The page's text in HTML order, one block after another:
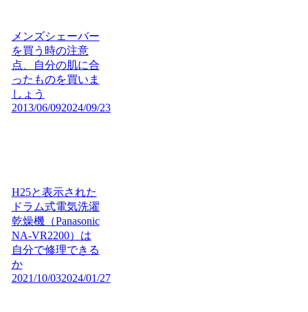
メンズシェーバー
を買う時の注意
点、自分の肌に合
ったものを買いま
しょう
2013/06/092024/09/23
H25と表示された
ドラム式電気洗濯
乾燥機（Panasonic
NA-VR2200）は
自分で修理できる
か
2021/10/032024/01/27